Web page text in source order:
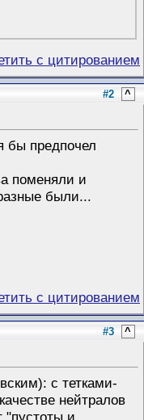
#2 ^
бы предпочел
поменяли и
были...
#3 ^
с тетками-
нейтралов
"пустоты и